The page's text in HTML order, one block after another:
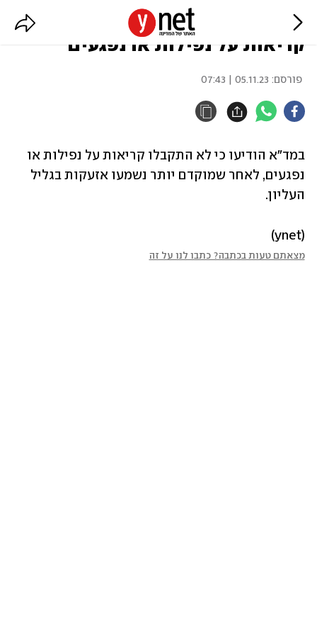
האזעקה בגליל העליון: לא התקבלו
קריאות על נפילות או נפגעים
פורסם: 05.11.23 | 07:43
העליון.
(ynet)
מצאתם טעות בכתבה? כתבו לנו על זה